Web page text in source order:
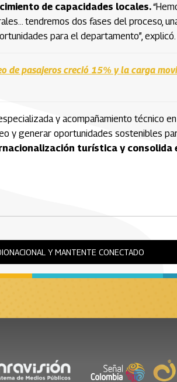
de capacidades locales.
tendremos dos fases del proceso,
para el departamento”, explicó.
de pasajeros creció 15% y la carga
y acompañamiento técnico
y generar oportunidades sostenibles
turística y consolida
Y MANTENTE CONECTADO